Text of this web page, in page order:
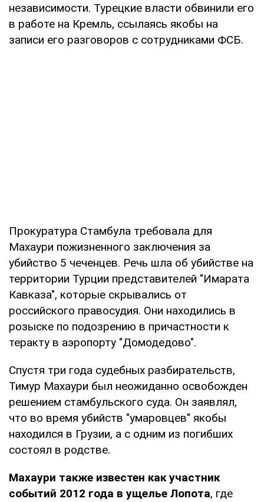
независимости. Турецкие власти обвинили его
в работе на Кремль, ссылаясь якобы на
записи его разговоров с сотрудниками ФСБ.
Прокуратура Стамбула требовала для
Махаури пожизненного заключения за
убийство 5 чеченцев. Речь шла об убийстве на
территории Турции представителей "Имарата
Кавказа", которые скрывались от
российского правосудия. Они находились в
розыске по подозрению в причастности к
теракту в аэропорту "Домодедово".
Спустя три года судебных разбирательств,
Тимур Махаури был неожиданно освобожден
решением стамбульского суда. Он заявлял,
что во время убийств "умаровцев" якобы
находился в Грузии, а с одним из погибших
состоял в родстве.
Махаури также известен как участник
событий 2012 года в ущелье Лопота, где